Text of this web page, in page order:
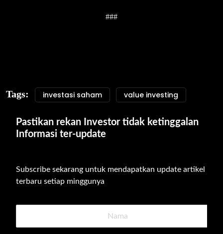
###
Tags: investasi saham value investing
Pastikan rekan Investor tidak ketinggalan
Informasi ter-update
Subscribe sekarang untuk mendapatkan update artikel
terbaru setiap minggunya